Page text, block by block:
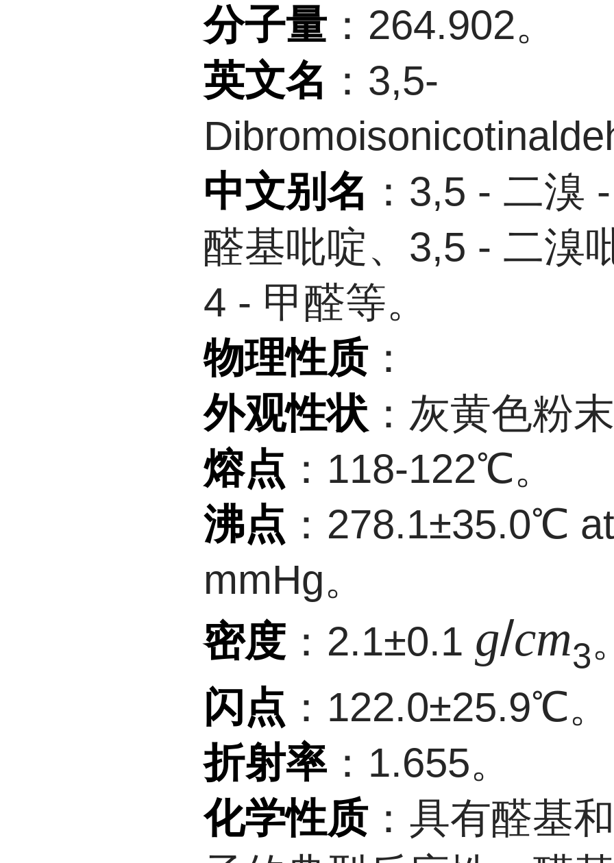
分子量 ：264.902。
英文名 ：3,5-
中文别名 ：3,5 - 二溴
醛基吡啶、3,5 - 二溴
4 - 甲醛等。
物理性质：
外观性状 ：灰黄色粉
熔点 ：118-122℃。
沸点 ：278.1±35.0℃
mmHg。
密度 ：2.1±0.1 g/cm3
闪点 ：122.0±25.9℃。
折射率 ：1.655。
化学性质：具有醛基